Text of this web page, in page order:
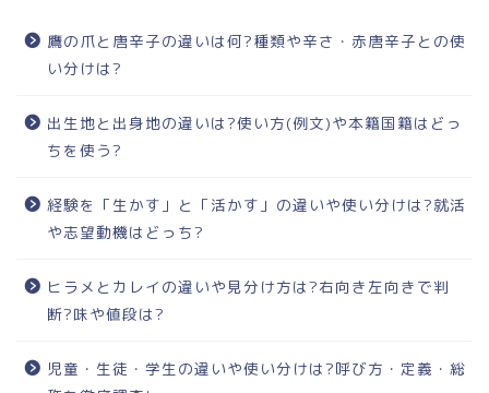
鷹の爪と唐辛子の違いは何?種類や辛さ・赤唐辛子との使
い分けは?
出生地と出身地の違いは?使い方(例文)や本籍国籍はどっ
ちを使う?
経験を「生かす」と「活かす」の違いや使い分けは?就活
や志望動機はどっち?
ヒラメとカレイの違いや見分け方は?右向き左向きで判
断?味や値段は?
児童・生徒・学生の違いや使い分けは?呼び方・定義・総